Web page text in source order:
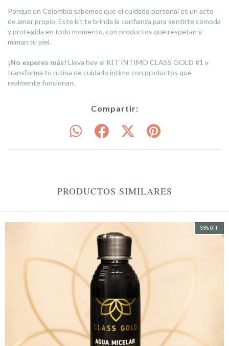
Porque en Colombia sabemos que el cuidado personal es un acto
de amor propio. Este kit te brinda la confianza para sentirte cómoda
y protegida en todo momento, con productos que respetan y
miman tu piel.
¡No esperes más! Lleva hoy el KIT ÍNTIMO CLASS GOLD #1 y
transforma tu rutina de cuidado íntimo con productos que
realmente funcionan.
Compartir:
PRODUCTOS SIMILARES
35% OFF